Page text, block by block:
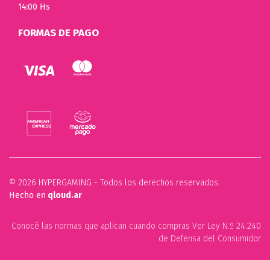
14:00 Hs
FORMAS DE PAGO
© 2026 HYPERGAMING - Todos los derechos reservados.
Hecho en qloud.ar
Conocé las normas que aplican cuando compras Ver Ley N.º 24.240
de Defensa del Consumidor